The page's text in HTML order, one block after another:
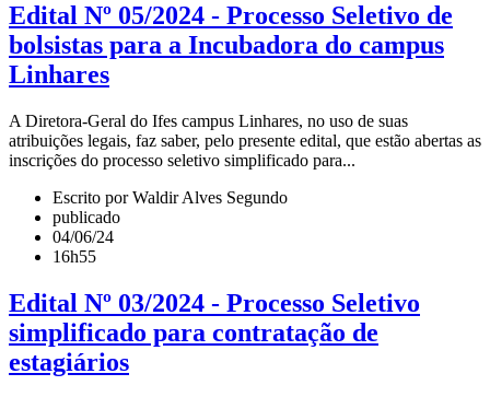
Edital Nº 05/2024 - Processo Seletivo de
bolsistas para a Incubadora do campus
Linhares
A Diretora-Geral do Ifes campus Linhares, no uso de suas
atribuições legais, faz saber, pelo presente edital, que estão abertas as
inscrições do processo seletivo simplificado para...
Escrito por Waldir Alves Segundo
publicado
04/06/24
16h55
Edital Nº 03/2024 - Processo Seletivo
simplificado para contratação de
estagiários